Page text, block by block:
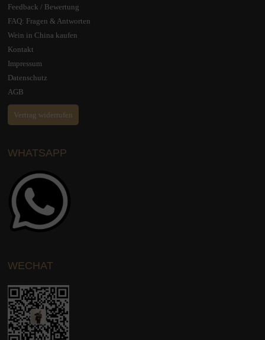
Feedback / Bewertung
FAQ: Fragen & Antworten
Wein in China kaufen
Kontakt
Impressum
Datenschutz
AGB
Vertrag widerrufen
WHATSAPP
WECHAT